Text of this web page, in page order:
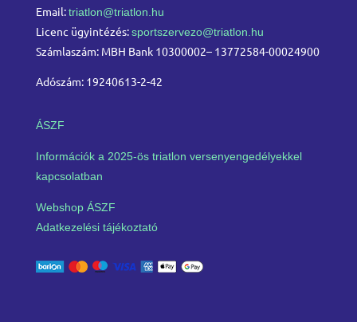
Email:triatlon@triatlon.hu
Licenc ügyintézés:sportszervezo@triatlon.hu
Számlaszám: MBH Bank 10300002– 13772584-00024900
Adószám: 19240613-2-42
ÁSZF
Információk a 2025-ös triatlon versenyengedélyekkel
kapcsolatban
Webshop ÁSZF
Adatkezelési tájékoztató